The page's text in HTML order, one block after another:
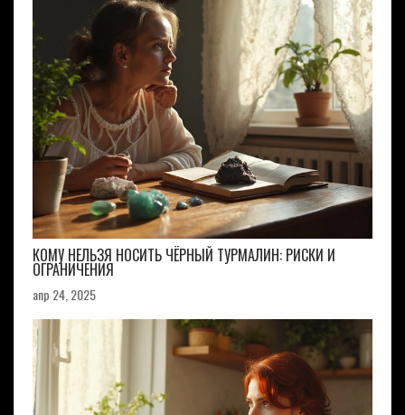
КОМУ НЕЛЬЗЯ НОСИТЬ ЧЁРНЫЙ ТУРМАЛИН: РИСКИ И
ОГРАНИЧЕНИЯ
апр 24, 2025